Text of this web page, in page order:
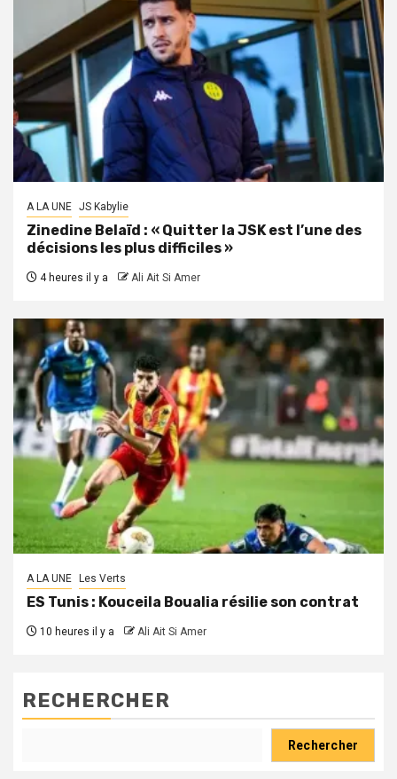
A LA UNE JS Kabylie
Zinedine Belaïd : « Quitter la JSK est l’une des
décisions les plus difficiles »
4 heures il y a Ali Ait Si Amer
A LA UNE Les Verts
ES Tunis : Kouceila Boualia résilie son contrat
10 heures il y a Ali Ait Si Amer
RECHERCHER
Rechercher